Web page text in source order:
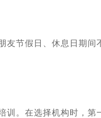
节假日、休息日期间
。在选择机构时，第